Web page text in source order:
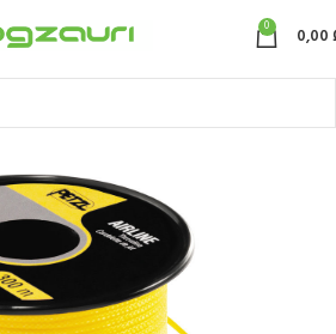
0 0,00